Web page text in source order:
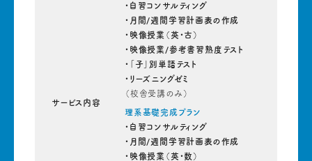
サービス内容
・自習コンサルティング
・月間/週間学習計画表の作成
・映像授業（英・古）
・映像授業/参考書習熟度テスト
・「子」別単語テスト
・リーズニングゼミ
（校舎受講のみ）
理系基礎完成プラン
・自習コンサルティング
・月間/週間学習計画表の作成
・映像授業（英・数）